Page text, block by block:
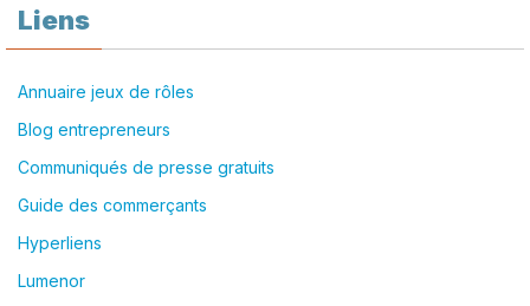
Liens
Annuaire jeux de rôles
Blog entrepreneurs
Communiqués de presse gratuits
Guide des commerçants
Hyperliens
Lumenor